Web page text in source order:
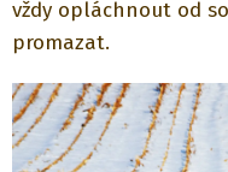
vždy opláchnout od
promazat.